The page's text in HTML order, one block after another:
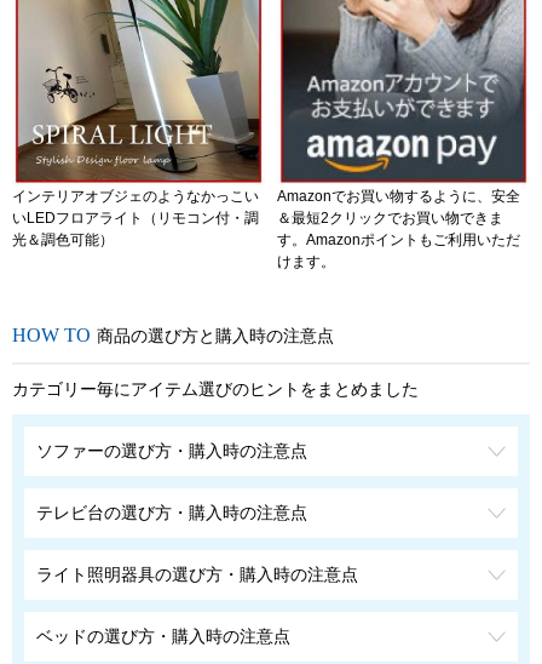
インテリアオブジェのようなかっこい
いLEDフロアライト（リモコン付・調
光＆調色可能）
Amazonでお買い物するように、安全
＆最短2クリックでお買い物できま
す。Amazonポイントもご利用いただ
けます。
商品の選び方と購入時の注意点
カテゴリー毎にアイテム選びのヒントをまとめました
ソファーの選び方・購入時の注意点
テレビ台の選び方・購入時の注意点
ライト照明器具の選び方・購入時の注意点
ベッドの選び方・購入時の注意点